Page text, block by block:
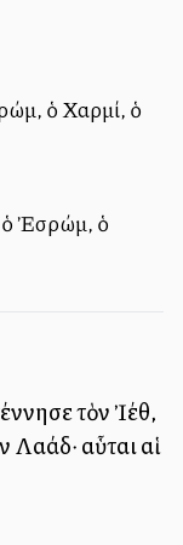
ὁ Χαρμί, ὁ
ὁ Ἐσρώμ, ὁ
τὸν Ἰέθ,
Λαάδ· αὗται αἱ